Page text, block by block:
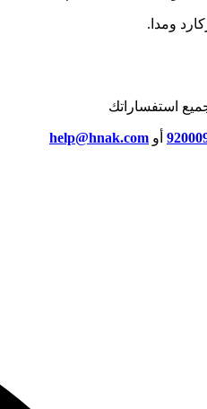
ومدا.
استفساراتك
أو help@hnak.com